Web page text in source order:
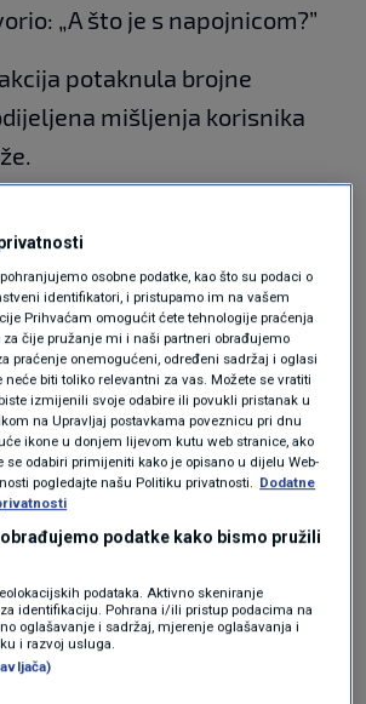
„A što je s napojnicom?”
potaknula brojne
mišljenja korisnika
više ni
zaokruživao naviše, danas
da ne ostavljam ništa”,
od komentatora.
U ovih 11 situacija najčešće ostavljate
prevelike napojnice
LIFESTYLE|24. stu.
Njemačkoj: “Zarađuje više nego
programer s fakultetom”
LIFESTYLE|26. stu.
pohranjujemo osobne podatke, kao što su podaci o
identifikatori, i pristupamo im na vašem
Prihvaćam omogućit ćete tehnologije praćenja
čije pružanje mi i naši partneri obrađujemo
praćenje onemogućeni, određeni sadržaj i oglasi
biti toliko relevantni za vas. Možete se vratiti
izmijenili svoje odabire ili povukli pristanak u
na Upravljaj postavkama poveznicu pri dnu
ikone u donjem lijevom kutu web stranice, ako
se odabiri primijeniti kako je opisano u dijelu Web-
pogledajte našu Politiku privatnosti. Dodatne
podatke kako bismo pružili
podataka. Aktivno skeniranje
identifikaciju. Pohrana i/ili pristup podacima na
oglašavanje i sadržaj, mjerenje oglašavanja i
i razvoj usluga.